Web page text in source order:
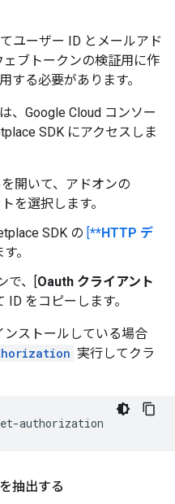
ユーザー ID とメールアド
ブトークンの検証用に作
する必要があります。
、Google Cloud コンソー
SDK にアクセスしま
を開いて、アドオンの
を選択します。
SDK の [**HTTP デ
。
で、[Oauth クライアント
をコピーします。
ンストールしている場合
実行してクラ
抽出する